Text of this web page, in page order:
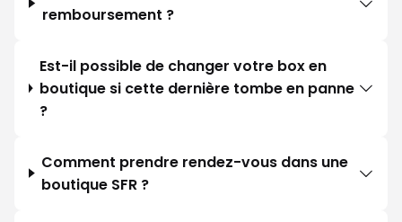
remboursement ?
Est-il possible de changer votre box en
boutique si cette dernière tombe en panne
?
Comment prendre rendez-vous dans une
boutique SFR ?